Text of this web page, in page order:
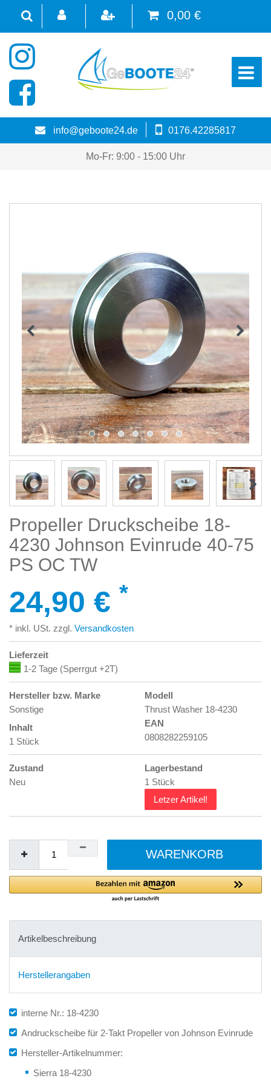
0,00 €
☰
info@geboote24.de 0176.42285817
Mo-Fr: 9:00 - 15:00 Uhr
Propeller Druckscheibe 18-
4230 Johnson Evinrude 40-75
PS OC TW
24,90 € *
* inkl. USt. zzgl. Versandkosten
Lieferzeit
1-2 Tage (Sperrgut +2T)
Hersteller bzw. Marke
Sonstige
Inhalt
1 Stück
Modell
Thrust Washer 18-4230
EAN
0808282259105
Zustand
Neu
Lagerbestand
1 Stück
Letzer Artikel!
WARENKORB
Artikelbeschreibung
Herstellerangaben
interne Nr.: 18-4230
Andruckscheibe für 2-Takt Propeller von Johnson Evinrude
Hersteller-Artikelnummer:
Sierra 18-4230